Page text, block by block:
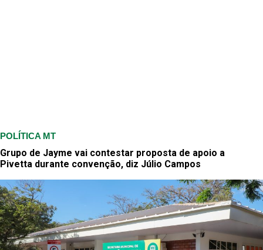
POLÍTICA MT
Grupo de Jayme vai contestar proposta de apoio a
Pivetta durante convenção, diz Júlio Campos